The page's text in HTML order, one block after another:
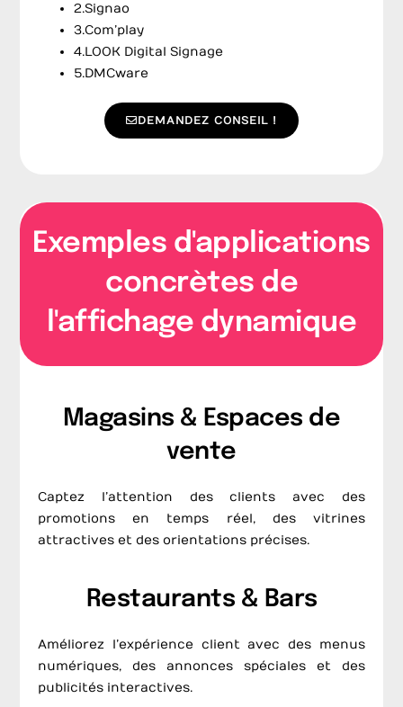
2.Signao
3.Com’play
4.LOOK Digital Signage
5.DMCware
DEMANDEZ CONSEIL !
Exemples d'applications
concrètes de
l'affichage dynamique
Magasins & Espaces de
vente
Captez l’attention des clients avec des
promotions en temps réel, des vitrines
attractives et des orientations précises.
Restaurants & Bars
Améliorez l’expérience client avec des menus
numériques, des annonces spéciales et des
publicités interactives.